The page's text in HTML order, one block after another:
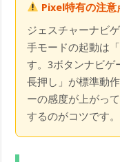
Pixel特有の注意
ジェスチャーナビ
手モードの起動は
す。3ボタンナビゲ
長押し」が標準動
ーの感度が上がっ
するのがコツです。